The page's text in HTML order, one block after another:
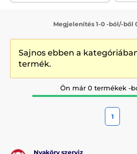
Megjelenítés 1-0 -ból/-ből
Sajnos ebben a
termék.
Ön már 0 termékek -
1
Nyakörv szerviz